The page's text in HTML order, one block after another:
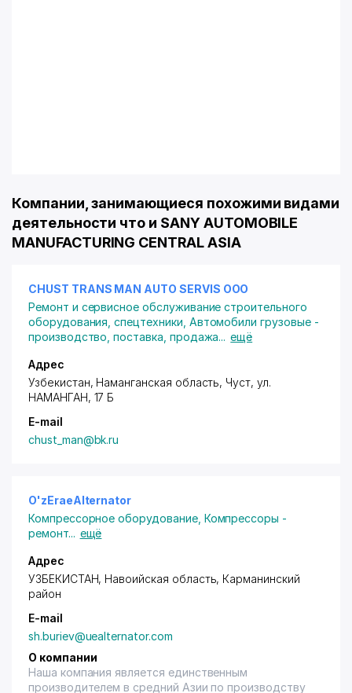
Компании, занимающиеся похожими видами
деятельности что и SANY AUTOMOBILE
MANUFACTURING CENTRAL ASIA
CHUST TRANS MAN AUTO SERVIS ООО
Ремонт и сервисное обслуживание строительного
оборудования, спецтехники Автомобили грузовые -
производство, поставка, продажа... ещё
Адрес
Узбекистан, Наманганская область, Чуст, ул.
НАМАНГАН, 17 Б
E-mail
chust_man@bk.ru
O'zEraeAlternator
Компрессорное оборудование, Компрессоры -
ремонт... ещё
Адрес
УЗБЕКИСТАН, Навоийская область, Карманинский
район
E-mail
sh.buriev@uealternator.com
О компании
Наша компания является единственным
производителем в средний Азии по производству